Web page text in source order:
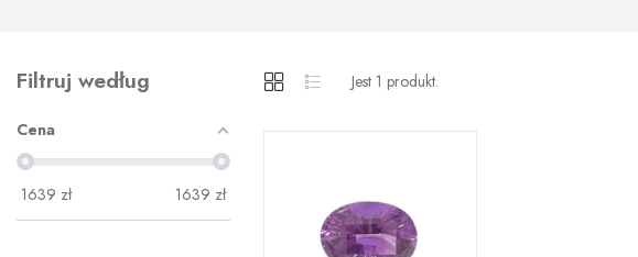
Filtruj według
Cena
1639 zł 1639 zł
Jest 1 produkt.